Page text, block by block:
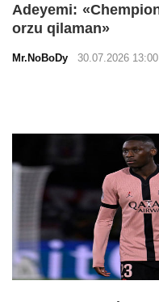
Adeyemi:
orzu qilaman»
Mr.NoBoDy 30.07.2026 13:00